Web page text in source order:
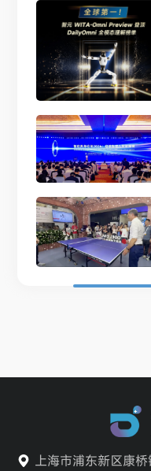
上海市浦东新区康